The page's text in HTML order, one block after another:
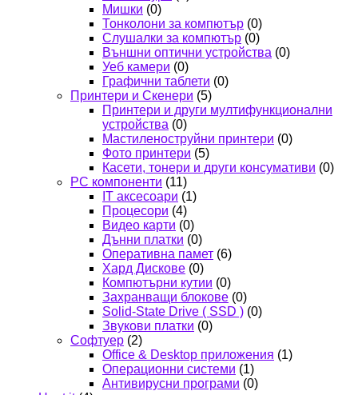
Мишки (0)
Тонколони за компютър (0)
Слушалки за компютър (0)
Външни оптични устройства (0)
Уеб камери (0)
Графични таблети (0)
Принтери и Скенери (5)
Принтери и други мултифункционални
устройства (0)
Мастиленоструйни принтери (0)
Фото принтери (5)
Касети, тонери и други консумативи (0)
PC компоненти (11)
IT аксесоари (1)
Процесори (4)
Видео карти (0)
Дънни платки (0)
Оперативна памет (6)
Хард Дискове (0)
Компютърни кутии (0)
Захранващи блокове (0)
Solid-State Drive ( SSD ) (0)
Звукови платки (0)
Софтуер (2)
Office & Desktop приложения (1)
Операционни системи (1)
Антивирусни програми (0)